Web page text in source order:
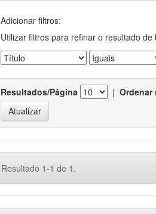
Adicionar filtros:
Utilizar filtros para refinar o resultado de
Resultados/Página |
Resultado 1-1 de 1.